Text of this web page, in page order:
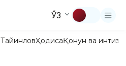
ЎЗ
ТайинловҲодисаҚонун ва